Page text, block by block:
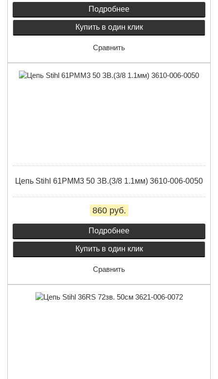
Подробнее
Купить в один клик
Сравнить
Цепь Stihl 61PMM3 50 ЗВ.(3/8 1.1мм) 3610-006-0050
860 руб.
Подробнее
Купить в один клик
Сравнить